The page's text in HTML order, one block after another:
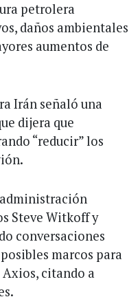
petrolera
daños ambientales
aumentos de
Irán señaló una
dijera que
“reducir” los
administración
Steve Witkoff y
conversaciones
marcos para
citando a